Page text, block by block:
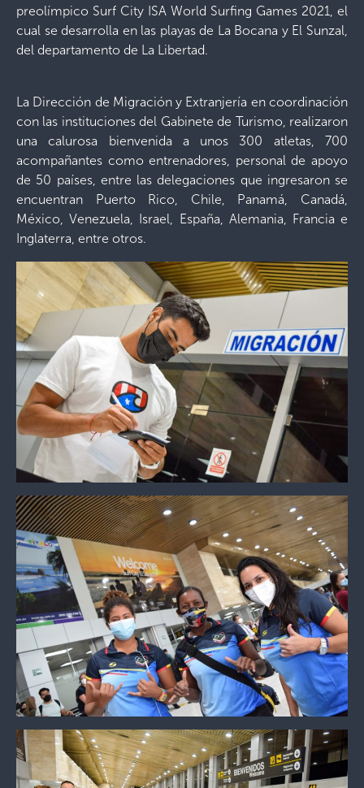
preolímpico Surf City ISA World Surfing Games 2021, el
cual se desarrolla en las playas de La Bocana y El Sunzal,
del departamento de La Libertad.
La Dirección de Migración y Extranjería en coordinación
con las instituciones del Gabinete de Turismo, realizaron
una calurosa bienvenida a unos 300 atletas, 700
acompañantes como entrenadores, personal de apoyo
de 50 países, entre las delegaciones que ingresaron se
encuentran Puerto Rico, Chile, Panamá, Canadá,
México, Venezuela, Israel, España, Alemania, Francia e
Inglaterra, entre otros.